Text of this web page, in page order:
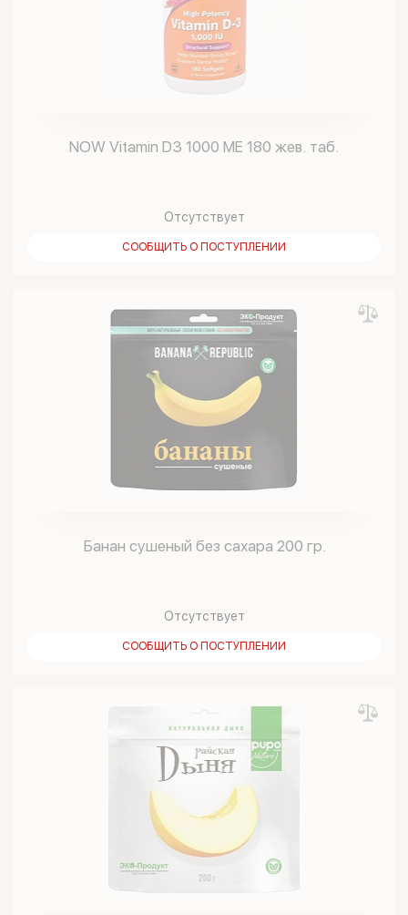
NOW Vitamin D3 1000 ME 180 жев. таб.
Отсутствует
СООБЩИТЬ О ПОСТУПЛЕНИИ
Банан сушеный без сахара 200 гр.
Отсутствует
СООБЩИТЬ О ПОСТУПЛЕНИИ